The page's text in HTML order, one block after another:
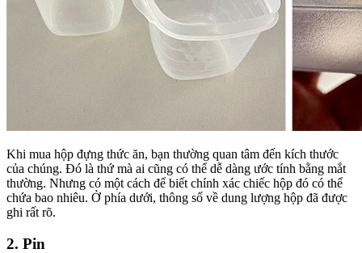
Khi mua hộp đựng thức ăn, bạn thường quan tâm đến kích thước
của chúng. Đó là thứ mà ai cũng có thể dễ dàng ước tính bằng mắt
thường. Nhưng có một cách để biết chính xác chiếc hộp đó có thể
chứa bao nhiêu. Ở phía dưới, thông số về dung lượng hộp đã được
ghi rất rõ.
2. Pin